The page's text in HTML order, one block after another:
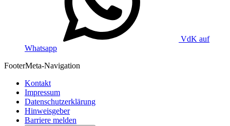
VdK auf
Whatsapp
FooterMeta-Navigation
Kontakt
Impressum
Datenschutzerklärung
Hinweisgeber
Barriere melden